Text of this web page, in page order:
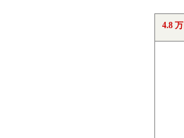
4.8